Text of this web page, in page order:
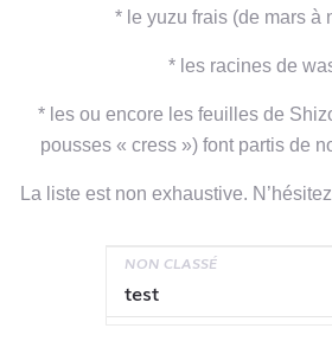
* le yuzu frais (de mars à
* les racines de
* les ou encore les feuilles de
pousses « cress ») font partis de
La liste est non exhaustive.
NON CLASSÉ
test